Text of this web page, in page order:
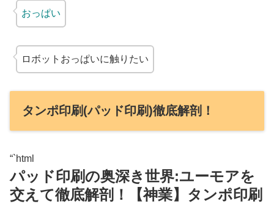
おっぱい
ロボットおっぱいに触りたい
タンポ印刷(パッド印刷)徹底解剖！
“`html
パッド印刷の奥深き世界:ユーモアを
交えて徹底解剖！【神業】タンポ印刷